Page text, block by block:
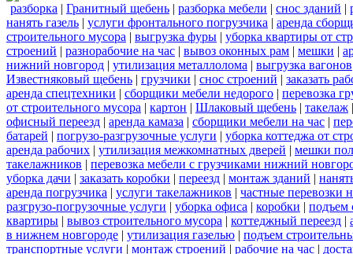
разборка | Гранитный щебень | разборка мебели | снос зданий |
нанять газель | услуги фронтального погрузчика | аренда
строительного мусора | выгрузка фуры | уборка квартиры от
строений | разнорабочие на час | вывоз оконных рам | мешки |
нижний новгород | утилизация металлолома | выгрузка вагонов
Известняковый щебень | грузчики | снос строений | заказать
аренда спецтехники | сборщики мебели недорого | перевозка
от строительного мусора | картон | Шлаковый щебень | такелаж
офисный переезд | аренда камаза | сборщики мебели на час |
батарей | погрузо-разгрузочные услуги | уборка коттеджа от
аренда рабочих | утилизация межкомнатных дверей | мешки
такелажников | перевозка мебели с грузчиками нижний
уборка дачи | заказать коробки | переезд | монтаж зданий |
аренда погрузчика | услуги такелажников | частные перевозки
разгрузо-погрузочные услуги | уборка офиса | коробки | подъем
квартиры | вывоз строительного мусора | коттеджный переезд |
в нижнем новгороде | утилизация газелью | подъем
транспортные услуги | монтаж строений | рабочие на час |